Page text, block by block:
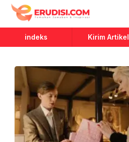
Erudisi
Temukan Jawaban dan Inspirasi
indeks Kirim Artikel